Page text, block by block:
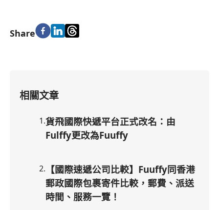
Share
相關文章
1.貨飛國際快遞平台正式改名：由
Fulffy更改為Fuuffy
2.
【國際速遞公司比較】Fuuffy同香港
郵政國際包裹寄件比較，郵費、派送
時間、服務一覽！